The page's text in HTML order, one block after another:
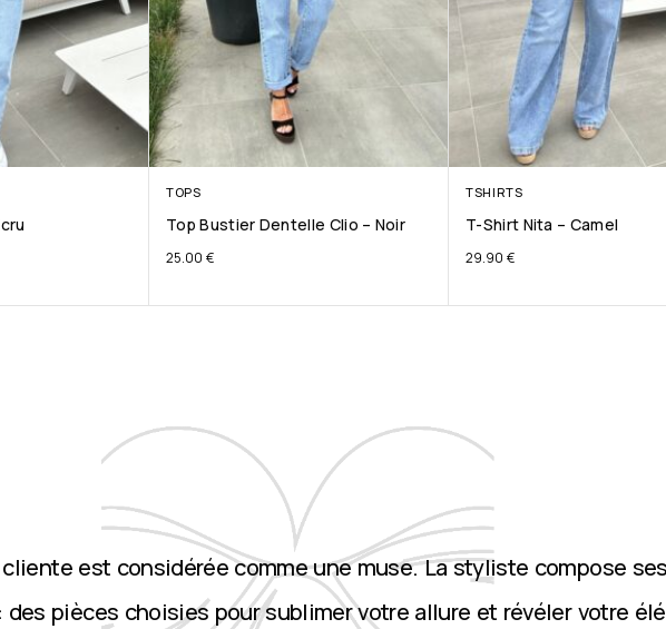
TOPS
Top Bustier Dentelle Clio – Noir
25.00 €
TSHIRTS
T-Shirt Nita – Camel
29.90 €
cliente est considérée comme une muse. La styliste compose
pièces choisies pour sublimer votre allure et révéler votre